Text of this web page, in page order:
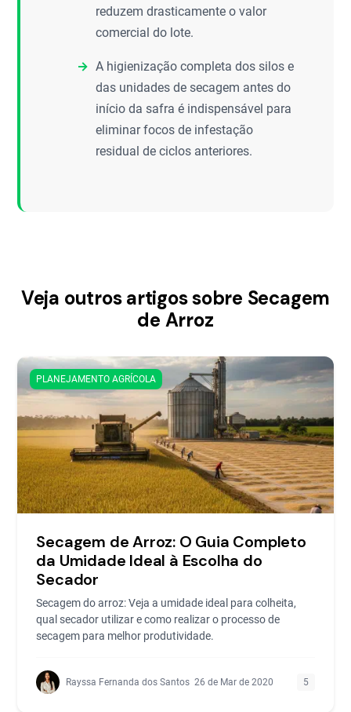
reduzem drasticamente o valor
comercial do lote.
A higienização completa dos silos e
das unidades de secagem antes do
início da safra é indispensável para
eliminar focos de infestação
residual de ciclos anteriores.
Veja outros artigos sobre Secagem
de Arroz
PLANEJAMENTO AGRÍCOLA
Secagem de Arroz: O Guia Completo
da Umidade Ideal à Escolha do
Secador
Secagem do arroz: Veja a umidade ideal para colheita,
qual secador utilizar e como realizar o processo de
secagem para melhor produtividade.
Rayssa Fernanda dos Santos 26 de Mar de 2020 5